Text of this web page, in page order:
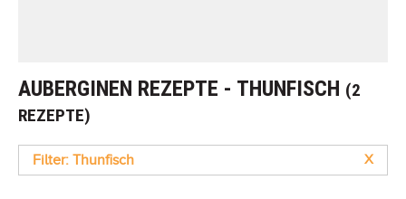
AUBERGINEN REZEPTE - THUNFISCH (2
REZEPTE)
Filter: Thunfisch X